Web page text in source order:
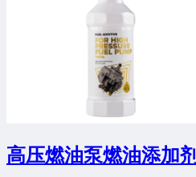
高压燃油泵燃油添加剂